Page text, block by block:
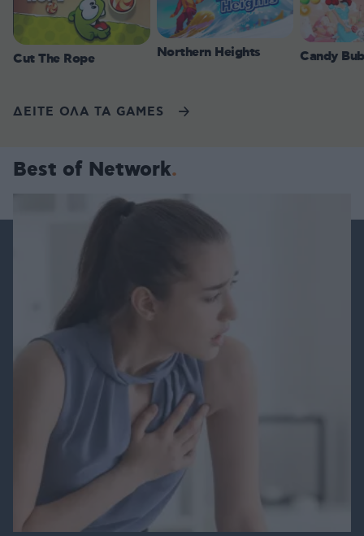
Cut The Rope Northern Heights Candy
ΔΕΙΤΕ ΟΛΑ ΤΑ GAMES
Best of Network